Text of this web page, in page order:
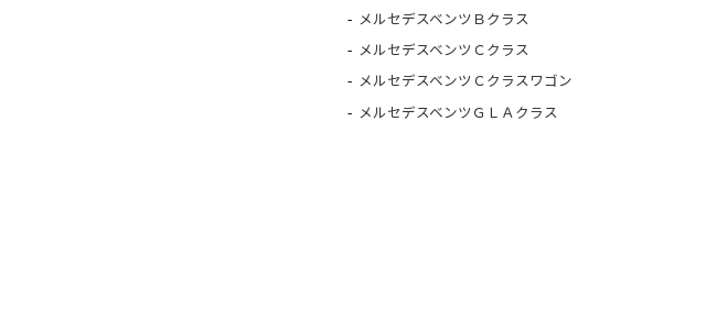
メルセデスベンツＢクラス
メルセデスベンツＣクラス
メルセデスベンツＣクラスワゴン
メルセデスベンツＧＬＡクラス